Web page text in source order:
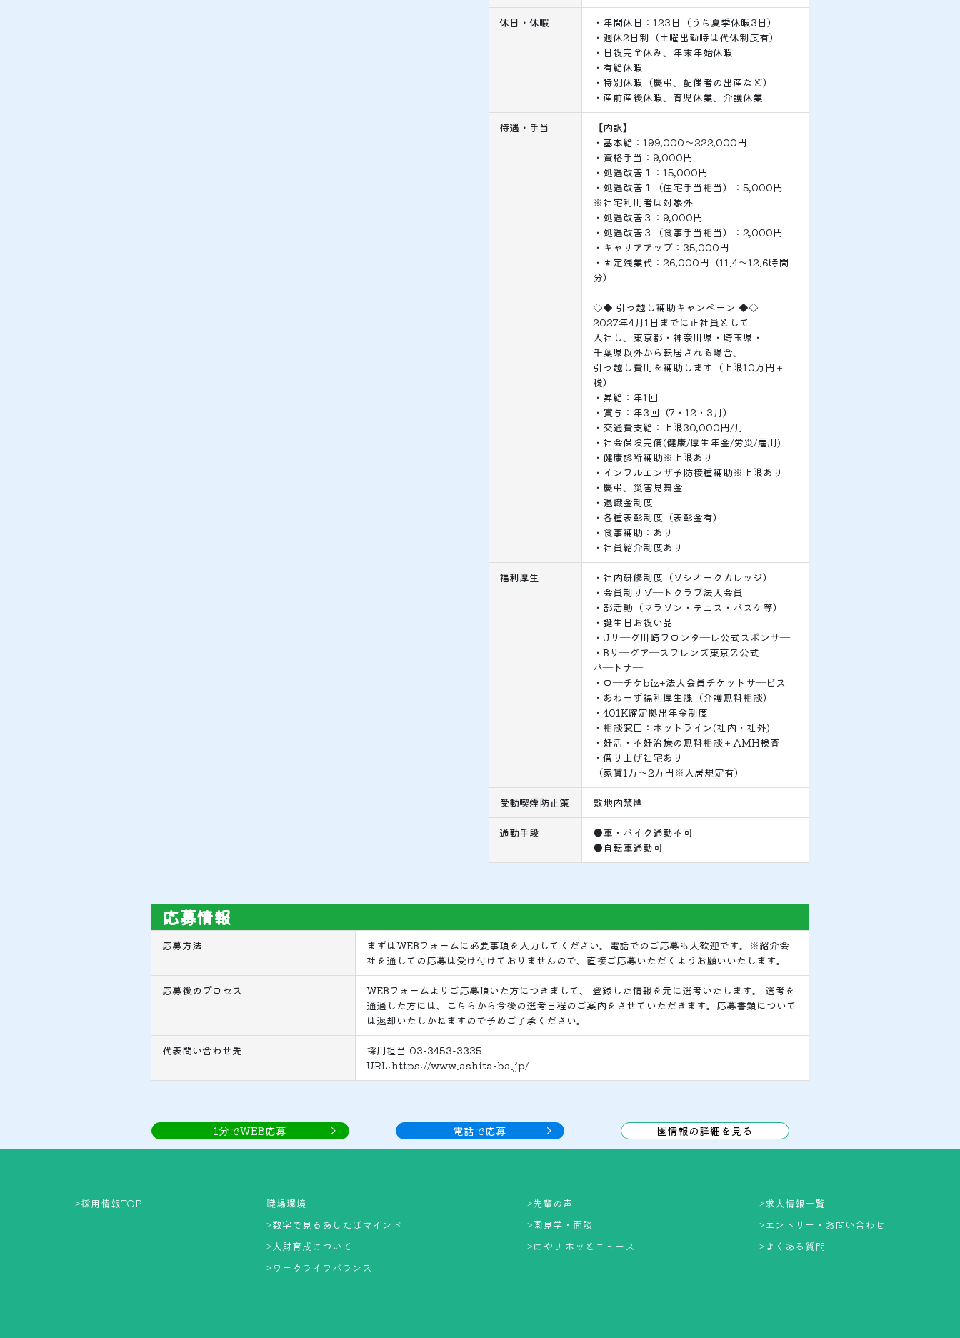
休日・休暇
・年間休日：123日（うち夏季休暇3日）
・週休2日制（土曜出勤時は代休制度有）
・日祝完全休み、年末年始休暇
・有給休暇
・特別休暇（慶弔、配偶者の出産など）
・産前産後休暇、育児休業、介護休業
待遇・手当
【内訳】
・基本給：199,000～222,000円
・資格手当：9,000円
・処遇改善１：15,000円
・処遇改善１（住宅手当相当）：5,000円
※社宅利用者は対象外
・処遇改善３：9,000円
・処遇改善３（食事手当相当）：2,000円
・キャリアアップ：35,000円
・固定残業代：26,000円（11.4～12.6時間
分）
◇◆ 引っ越し補助キャンペーン ◆◇
2027年4月1日までに正社員として
入社し、東京都・神奈川県・埼玉県・
千葉県以外から転居される場合、
引っ越し費用を補助します（上限10万円＋
税）
・昇給：年1回
・賞与：年3回（7・12・3月）
・交通費支給：上限30,000円/月
・社会保険完備(健康/厚生年金/労災/雇用)
・健康診断補助※上限あり
・インフルエンザ予防接種補助※上限あり
・慶弔、災害見舞金
・退職金制度
・各種表彰制度（表彰金有）
・食事補助：あり
・社員紹介制度あり
福利厚生
・社内研修制度（ソシオークカレッジ）
・会員制リゾ―トクラブ法人会員
・部活動（マラソン・テニス・バスケ等）
・誕生日お祝い品
・Jリ―グ川崎フロンタ―レ公式スポンサ―
・Bリ―グア―スフレンズ東京Ｚ公式
パ―トナ―
・ロ―チケbiz+法人会員チケットサ―ビス
・あわーず福利厚生課（介護無料相談）
・401K確定拠出年金制度
・相談窓口：ホットライン(社内・社外)
・妊活・不妊治療の無料相談＋AMH検査
・借り上げ社宅あり
（家賃1万～2万円※入居規定有）
受動喫煙防止策 敷地内禁煙
通勤手段
●車・バイク通勤不可
●自転車通勤可
応募情報
応募方法
まずはWEBフォームに必要事項を入力してください。電話でのご応募も大歓迎です。※紹介会
社を通しての応募は受け付けておりませんので、直接ご応募いただくようお願いいたします。
応募後のプロセス
WEBフォームよりご応募頂いた方につきまして、 登録した情報を元に選考いたします。 選考を
通過した方には、こちらから今後の選考日程のご案内をさせていただきます。応募書類について
は返却いたしかねますので予めご了承ください。
代表問い合わせ先
採用担当 03-3453-3335
URL:https://www.ashita-ba.jp/
1分でWEB応募 電話で応募 園情報の詳細を見る
>採用情報TOP
職場環境
>数字で見るあしたばマインド
>人財育成について
> ワークライフバランス
>先輩の声
>園見学・面談
>にやり ホッとニュース
>求人情報一覧
>エントリー・お問い合わせ
> よくある質問